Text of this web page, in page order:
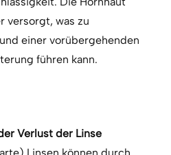
versorgt, was zu
einer vorübergehenden
führen kann.
Verlust der Linse